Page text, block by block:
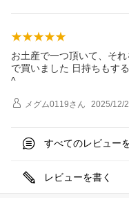
お土産で一つ頂いて、そ
で買いました 日持ちもす
^
メグム0119さん 2025/12/
すべてのレビュー
レビューを書く